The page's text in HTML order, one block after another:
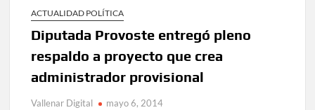
ACTUALIDAD POLÍTICA
Diputada Provoste entregó pleno
respaldo a proyecto que crea
administrador provisional
Vallenar Digital mayo 6, 2014